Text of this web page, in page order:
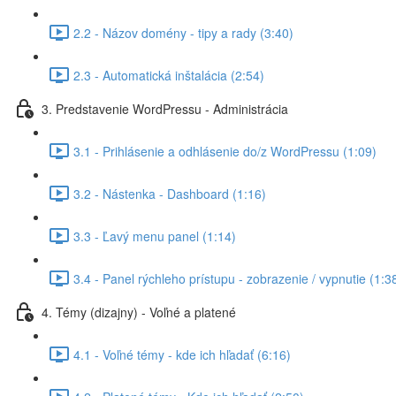
2.2 - Názov domény - tipy a rady (3:40)
2.3 - Automatická inštalácia (2:54)
3. Predstavenie WordPressu - Administrácia
3.1 - Prihlásenie a odhlásenie do/z WordPressu (1:09)
3.2 - Nástenka - Dashboard (1:16)
3.3 - Ľavý menu panel (1:14)
3.4 - Panel rýchleho prístupu - zobrazenie / vypnutie
4. Témy (dizajny) - Voľné a platené
4.1 - Voľné témy - kde ich hľadať (6:16)